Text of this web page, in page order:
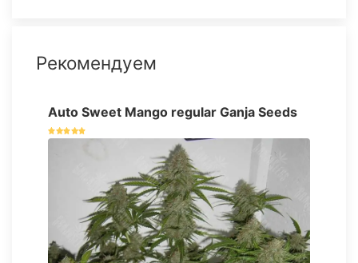
Рекомендуем
Auto Sweet Mango regular Ganja Seeds